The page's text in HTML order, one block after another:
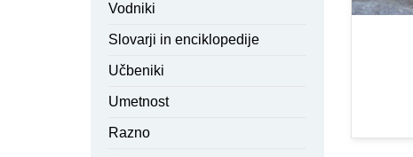
Vodniki
Slovarji in enciklopedije
Učbeniki
Umetnost
Razno